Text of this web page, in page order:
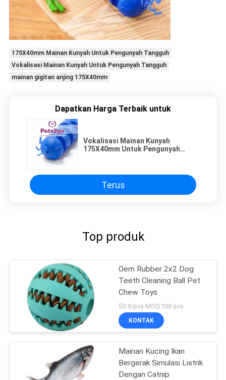
175X40mm Mainan Kunyah Untuk Pengunyah Tangguh
Vokalisasi Mainan Kunyah Untuk Pengunyah Tangguh
mainan gigitan anjing 175X40mm
Dapatkan Harga Terbaik untuk
Vokalisasi Mainan Kunyah
175X40mm Untuk Pengunyah
Terus
Top produk
Oem Rubber 2x2 Dog
Teeth Cleaning Ball Pet
Chew Toys
$0.9/pcs MOQ:100 pcs
KONTAK
Mainan Kucing Ikan
Bergerak Simulasi Listrik
Dengan Catnip